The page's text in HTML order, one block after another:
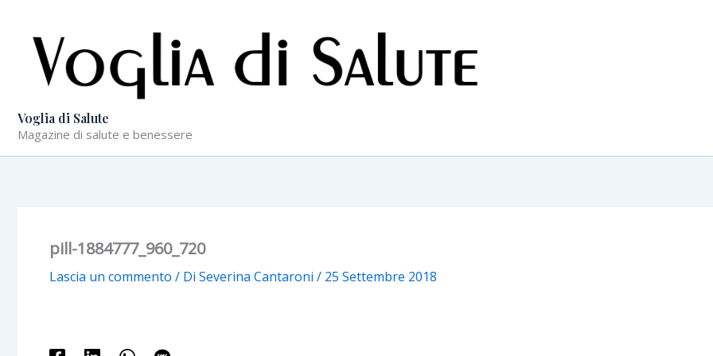
contenuto
Voglia di Salute
Magazine di salute e benessere
pill-1884777_960_720
Lascia un commento / Di Severina Cantaroni / 25 Settembre 2018